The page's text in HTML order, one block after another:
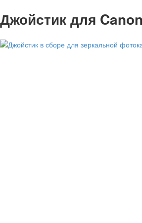
Джойстик для